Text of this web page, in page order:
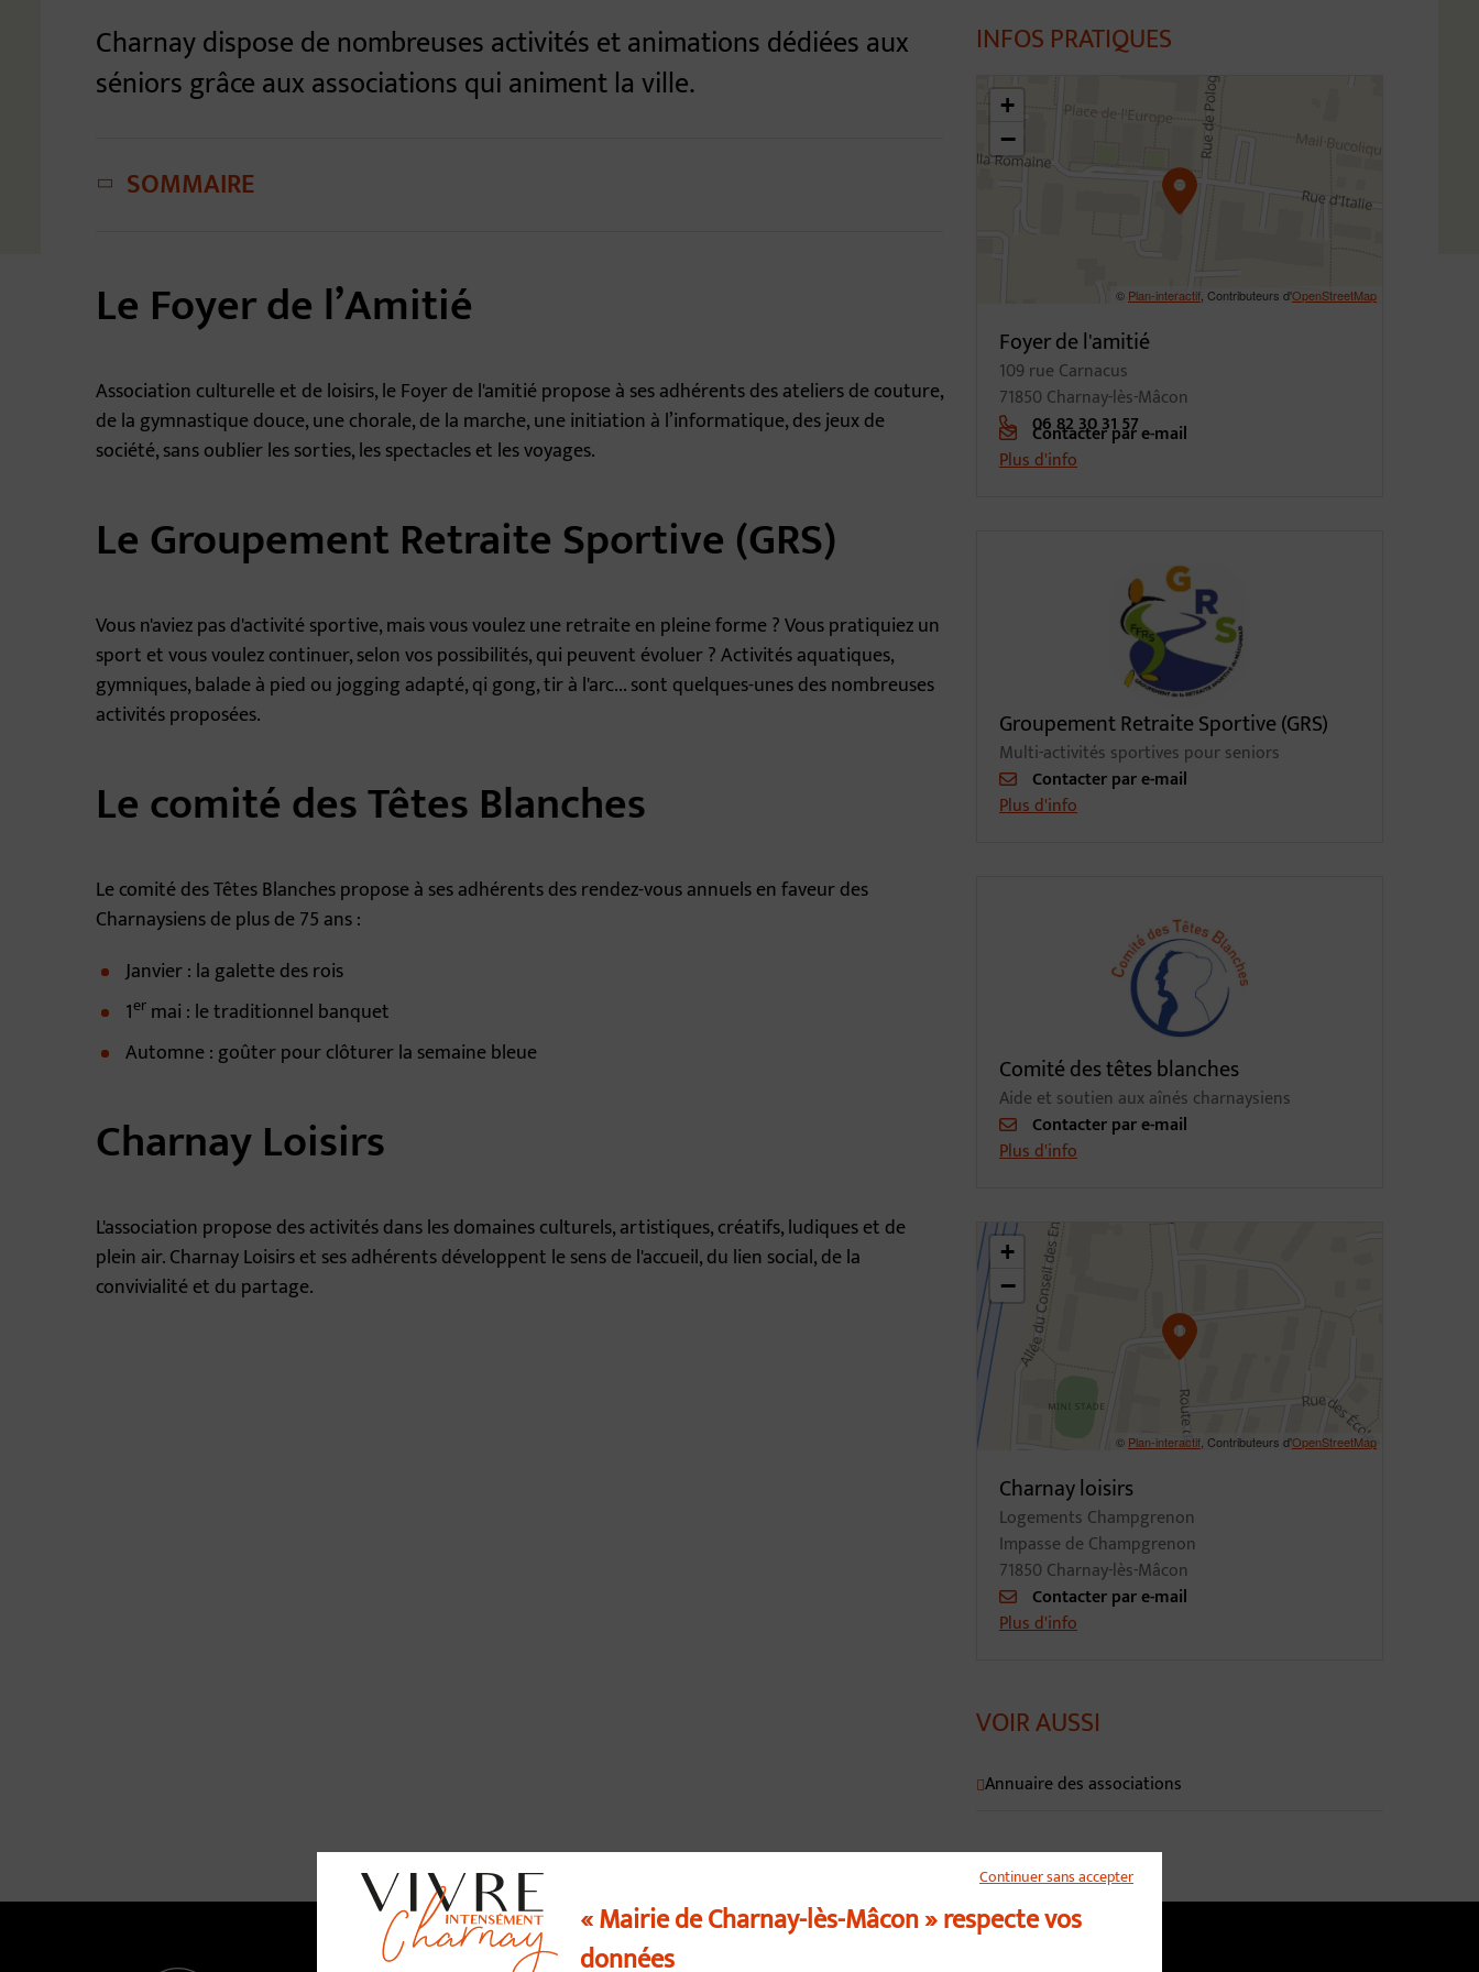
Charnay dispose de nombreuses activités et animations dédiées aux
séniors grâce aux associations qui animent la ville.
SOMMAIRE
Le Foyer de l’Amitié
Association culturelle et de loisirs, le Foyer de l'amitié propose à ses adhérents des ateliers de couture,
de la gymnastique douce, une chorale, de la marche, une initiation à l’informatique, des jeux de
société, sans oublier les sorties, les spectacles et les voyages.
Le Groupement Retraite Sportive (GRS)
Vous n'aviez pas d'activité sportive, mais vous voulez une retraite en pleine forme ? Vous pratiquiez un
sport et vous voulez continuer, selon vos possibilités, qui peuvent évoluer ? Activités aquatiques,
gymniques, balade à pied ou jogging adapté, qi gong, tir à l'arc... sont quelques-unes des nombreuses
activités proposées.
Le comité des Têtes Blanches
Le comité des Têtes Blanches propose à ses adhérents des rendez-vous annuels en faveur des
Charnaysiens de plus de 75 ans :
Janvier : la galette des rois
1er mai : le traditionnel banquet
Automne : goûter pour clôturer la semaine bleue
Charnay Loisirs
L'association propose des activités dans les domaines culturels, artistiques, créatifs, ludiques et de
plein air. Charnay Loisirs et ses adhérents développent le sens de l'accueil, du lien social, de la
convivialité et du partage.
INFOS PRATIQUES
46.31036936739102,4.805909440470532
+
−
© Plan-interactif , Contributeurs d'OpenStreetMap
Foyer de l'amitié
109 rue Carnacus
71850 Charnay-lès-Mâcon
06 82 30 31 57
Contacter par e-mail
Plus d'info
Groupement Retraite Sportive (GRS)
Multi-activités sportives pour seniors
Contacter par e-mail
Plus d'info
Comité des têtes blanches
Aide et soutien aux aînés charnaysiens
Contacter par e-mail
Plus d'info
46.311127860810004,4.797120458258837
+
−
© Plan-interactif , Contributeurs d'OpenStreetMap
Charnay loisirs
Logements Champgrenon
Impasse de Champgrenon
71850 Charnay-lès-Mâcon
Contacter par e-mail
Plus d'info
VOIR AUSSI
Annuaire des associations
Continuer sans accepter
« Mairie de Charnay-lès-Mâcon » respecte vos
données